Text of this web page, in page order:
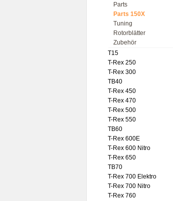
Parts
Parts 150X
Tuning
Rotorblätter
Zubehör
T15
T-Rex 250
T-Rex 300
TB40
T-Rex 450
T-Rex 470
T-Rex 500
T-Rex 550
TB60
T-Rex 600E
T-Rex 600 Nitro
T-Rex 650
TB70
T-Rex 700 Elektro
T-Rex 700 Nitro
T-Rex 760